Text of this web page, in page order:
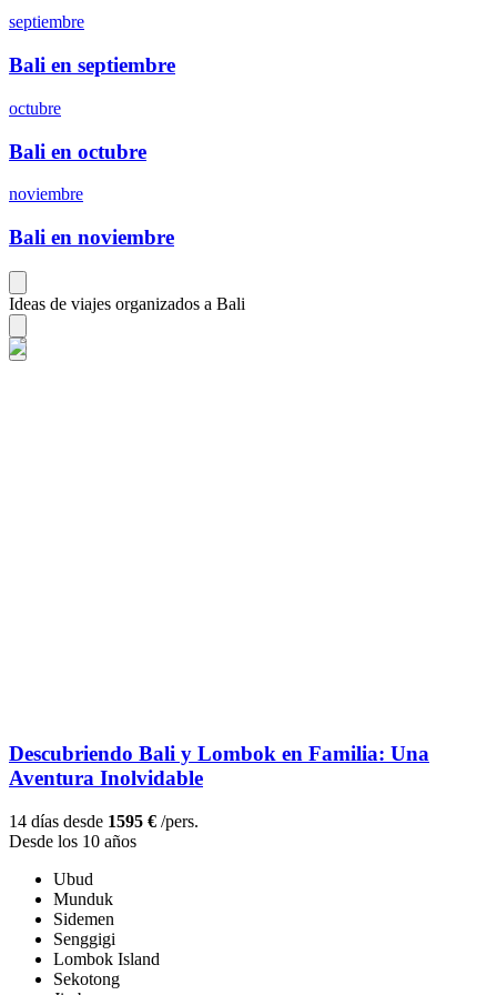
septiembre
Bali en septiembre
octubre
Bali en octubre
noviembre
Bali en noviembre
Ideas de viajes organizados a Bali
Descubriendo Bali y Lombok en Familia: Una
Aventura Inolvidable
14 días desde 1595 € /pers.
Desde los 10 años
Ubud
Munduk
Sidemen
Senggigi
Lombok Island
Sekotong